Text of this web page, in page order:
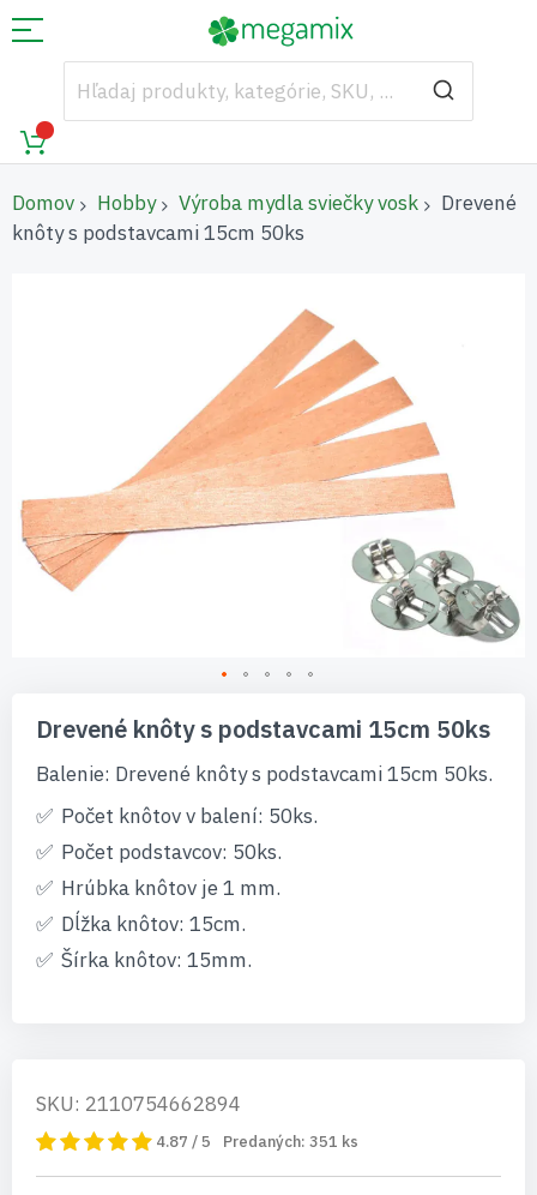
Domov Hobby Výroba mydla sviečky vosk
Drevené
knôty s podstavcami 15cm 50ks
začiatok
galérie
obrázkov
Drevené knôty s podstavcami 15cm 50ks
Balenie: Drevené knôty s podstavcami 15cm 50ks.
Počet knôtov v balení: 50ks.
Počet podstavcov: 50ks.
Hrúbka knôtov je 1 mm.
Dĺžka knôtov: 15cm.
Šírka knôtov: 15mm.
SKU: 2110754662894
4.87 / 5 Predaných: 351 ks